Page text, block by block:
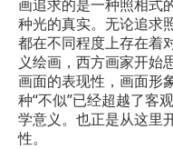
画追求的是一种照相式
种光的真实。无论追求
都在不同程度上存在着
义绘画，西方画家开始
画面的表现性，画面形
种“不似”已经超越了客
学意义。也正是从这里
性。